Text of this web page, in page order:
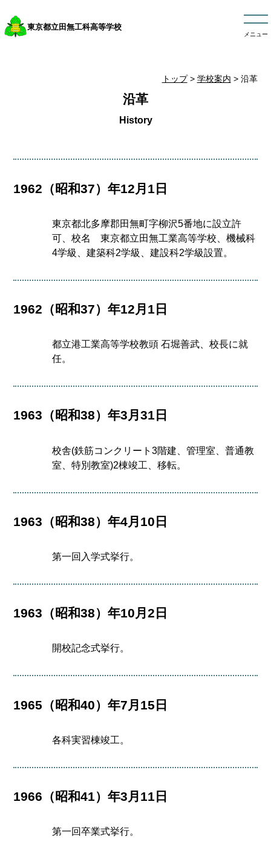
東京都立田無工科高等学校
メニュー
トップ> 学校案内 > 沿革
沿革
1962（昭和37）年12月1日
東京都北多摩郡田無町字柳沢5番地に設立許
可、校名 東京都立田無工業高等学校、機械科
4学級、建築科2学級、建設科2学級設置。
1962（昭和37）年12月1日
都立港工業高等学校教頭 石堀善武、校長に就
任。
1963（昭和38）年3月31日
校舎(鉄筋コンクリート3階建、管理室、普通教
室、特別教室)2棟竣工、移転。
1963（昭和38）年4月10日
第一回入学式挙行。
1963（昭和38）年10月2日
開校記念式挙行。
1965（昭和40）年7月15日
各科実習棟竣工。
1966（昭和41）年3月11日
第一回卒業式挙行。